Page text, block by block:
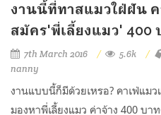
งานนี้ที่ทาสแมวใฝ่ฝัน
สมัคร'พี่เลี้ยงแมว' 400
7th March 2016 5.6k
nanny
งานแบบนี้ก็มีด้วยเหรอ? คาเฟ่แม
มองหาพี่เลี้ยงแมว ค่าจ้าง 400 บ